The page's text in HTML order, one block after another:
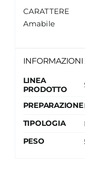
CARATTERE
Amabile
INFORMAZIONI
LINEA
PRODOTTO
PREPARAZIONE
TIPOLOGIA
PESO